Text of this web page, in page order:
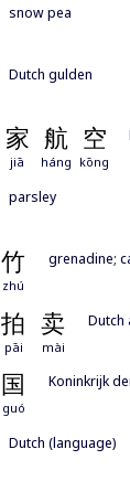
snow pea
Dutch gulden
家 航 空
jiā háng kōng
parsley
竹
zhú
grenadine;
拍 卖
pāi mài
Dutch
国
guó
Koninkrijk
Dutch (language)